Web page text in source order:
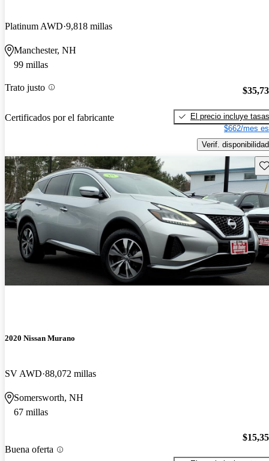
Platinum AWD 9,818 millas
Manchester, NH
99 millas
Trato justo
Certificados por el fabricante
El precio incluye tasas
$662/mes
Verif. disponibilidad
2020 Nissan Murano
SV AWD 88,072 millas
Somersworth, NH
67 millas
Buena oferta